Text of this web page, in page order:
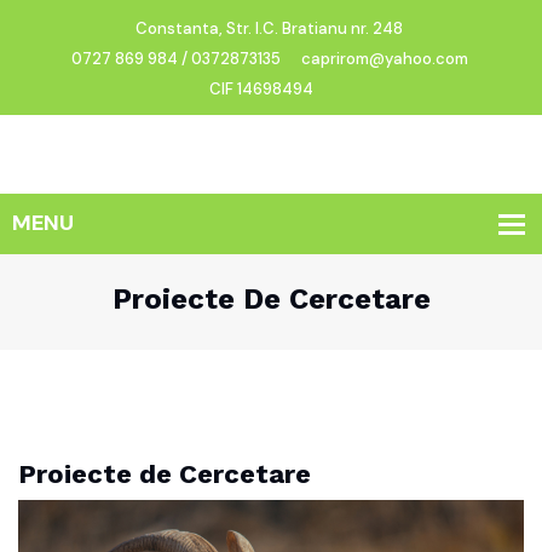
Constanta, Str. I.C. Bratianu nr. 248
0727 869 984 / 0372873135
caprirom@yahoo.com
CIF 14698494
Proiecte De Cercetare
Proiecte de Cercetare